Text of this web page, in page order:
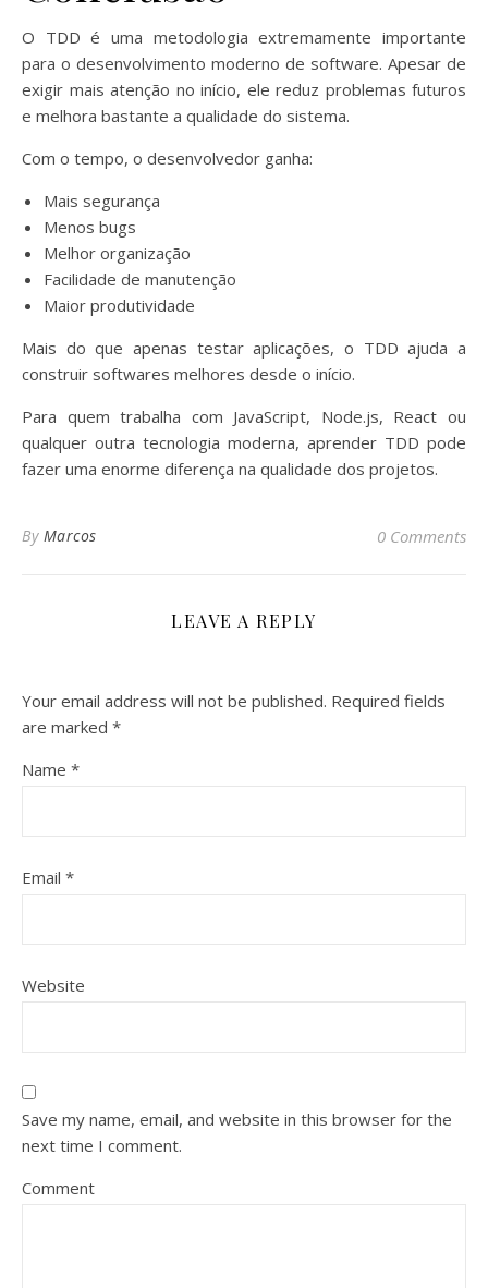
O TDD é uma metodologia extremamente importante
para o desenvolvimento moderno de software. Apesar de
exigir mais atenção no início, ele reduz problemas futuros
e melhora bastante a qualidade do sistema.
Com o tempo, o desenvolvedor ganha:
Mais segurança
Menos bugs
Melhor organização
Facilidade de manutenção
Maior produtividade
Mais do que apenas testar aplicações, o TDD ajuda a
construir softwares melhores desde o início.
Para quem trabalha com JavaScript, Node.js, React ou
qualquer outra tecnologia moderna, aprender TDD pode
fazer uma enorme diferença na qualidade dos projetos.
By Marcos 0 Comments
LEAVE A REPLY
Your email address will not be published. Required fields
are marked *
Name *
Email *
Website
Save my name, email, and website in this browser for the
next time I comment.
Comment